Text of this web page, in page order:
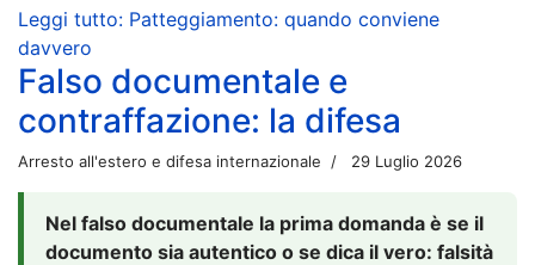
Leggi tutto: Patteggiamento: quando conviene
davvero
Falso documentale e
contraffazione: la difesa
Arresto all'estero e difesa internazionale 29 Luglio 2026
Nel falso documentale la prima domanda è se il
documento sia autentico o se dica il vero: falsità